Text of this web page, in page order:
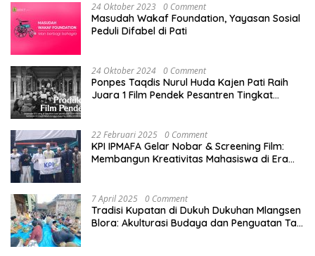
24 Oktober 2023 0 Comment
Masudah Wakaf Foundation, Yayasan Sosial
Peduli Difabel di Pati
24 Oktober 2024 0 Comment
Ponpes Taqdis Nurul Huda Kajen Pati Raih
Juara 1 Film Pendek Pesantren Tingkat
22 Februari 2025 0 Comment
KPI IPMAFA Gelar Nobar & Screening Film:
Membangun Kreativitas Mahasiswa di Era
7 April 2025 0 Comment
Tradisi Kupatan di Dukuh Dukuhan Mlangsen
Blora: Akulturasi Budaya dan Penguatan Tali